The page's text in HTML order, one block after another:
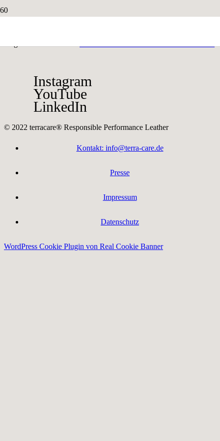
Instagram
YouTube
LinkedIn
© 2022 terracare® Responsible Performance Leather
Kontakt: info@terra-care.de
Presse
Impressum
Datenschutz
WordPress Cookie Plugin von Real Cookie Banner